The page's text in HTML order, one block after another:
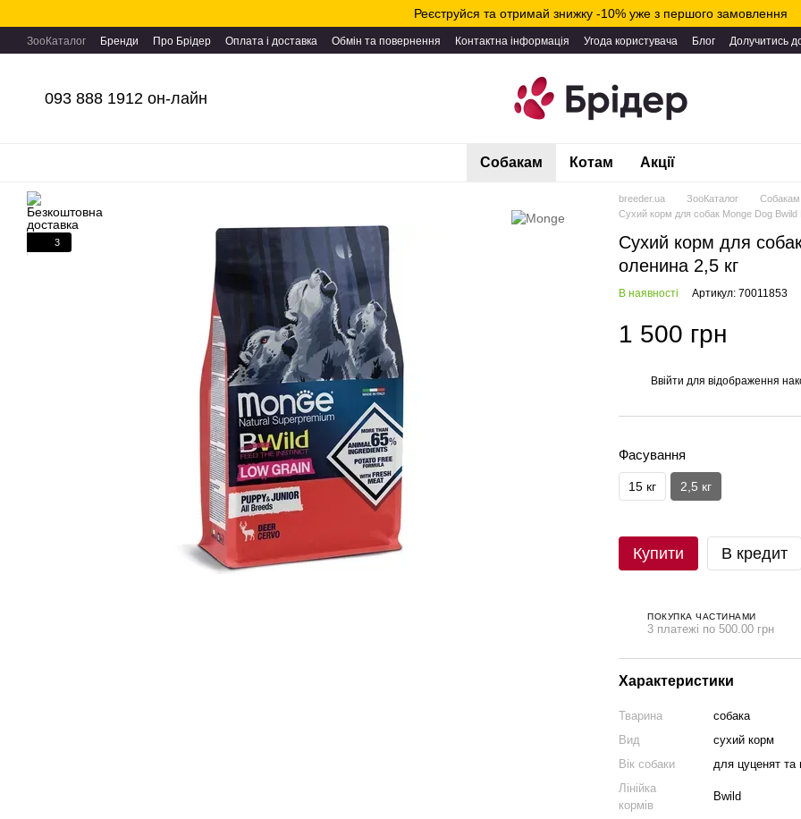
Реєструйся та отримай знижку -10% уже з першого замовлення
ЗооКаталог Бренди Про Брідер Оплата і доставка Обмін та повернення Контактна інформація Угода користувача Блог Долучитись
093 888 1912 он-лайн
Собакам Котам Акції
3
breeder.ua ЗооКаталог Собакам
Сухий корм для собак Monge Dog
Сухий корм для
оленина 2,5 кг
В наявності Артикул: 70011853
1 500 грн
Ввійти для відображення
Фасування
15 кг 2,5 кг
Купити В кредит
ПОКУПКА ЧАСТИНАМИ
3 платежі по 500.00 грн
Характеристики
Тварина
собака
Вид
сухий корм
Вік собаки
для цуценят та
Лінійка
кормів
Bwild